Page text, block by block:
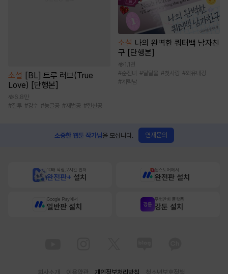
소설
[BL] 트루 러브(True
Love) [단행본]
6.8만
#질투 #강수 #능글공 # 재벌공 #헌신공
소설 나의 완벽한 쿼터백 남자친
구 [단행본]
1.1천
#순진녀 #달달물 #첫사랑 #외유내강
#계략남
소중한 웹툰 작가님을 모십니다. 연재문의
10배 적립, 2시간 먼저
완전판+ 설치
원스토어에서
완전판 설치
Google Play에서
일반판 설치
무협만화 플랫폼
강툰 설치
회사소개 이용약관 개인정보처리방침 청소년보호정책